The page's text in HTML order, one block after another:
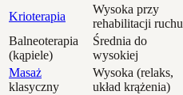
Krioterapia
Wysoka przy
rehabilitacji ruchu
Balneoterapia
(kąpiele)
Średnia do
wysokiej
Masaż
klasyczny
Wysoka (relaks,
układ krążenia)